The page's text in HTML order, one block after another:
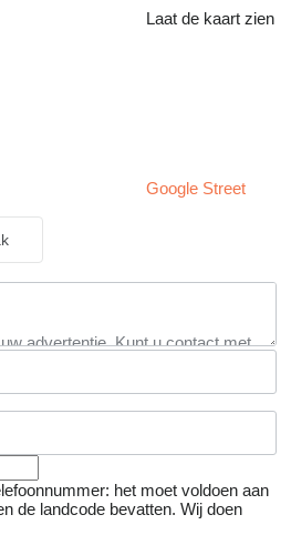
Laat de kaart zien
Google Street
het moet voldoen aan
de landcode bevatten. Wij doen